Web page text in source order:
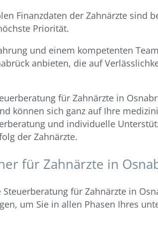
Finanzdaten der Zahnärzte sind
Priorität.
und einem kompetenten
anbieten, die auf
für Zahnärzte in
können sich ganz auf Ihre
und individuelle
der Zahnärzte.
für Zahnärzte in
für Zahnärzte in
um Sie in allen Phasen Ihres